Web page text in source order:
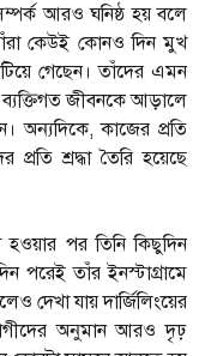
আরও ঘনিষ্ঠ হয় বলে
কেউই কোনও দিন মুখ
গেছেন। তাঁদের এমন
জীবনকে আড়ালে
অন্যদিকে, কাজের প্রতি
শ্রদ্ধা তৈরি হয়েছে
পর তিনি কিছুদিন
পরেই তাঁর ইনস্টাগ্রামে
দেখা যায় দার্জিলিংয়ের
অনুমান আরও দৃঢ়